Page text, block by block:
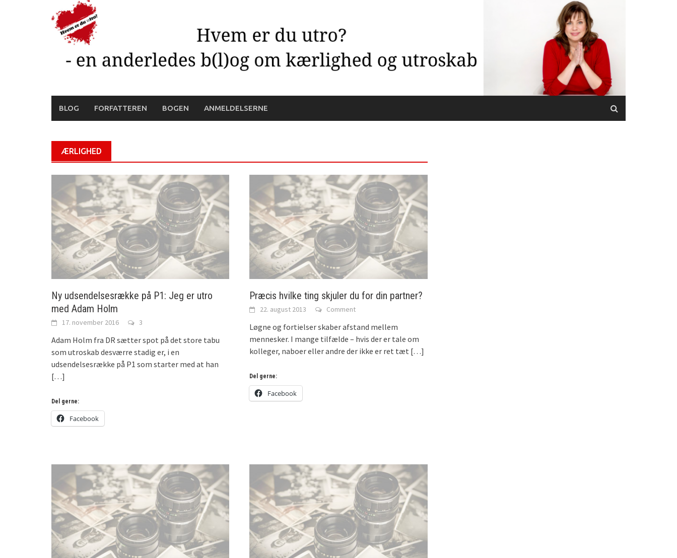
BLOG FORFATTEREN BOGEN ANMELDELSERNE
ÆRLIGHED
Ny udsendelsesrække på P1: Jeg er utro
med Adam Holm
17. november 2016 3
Adam Holm fra DR sætter spot på det store tabu
som utroskab desværre stadig er, i en
udsendelsesrække på P1 som starter med at han
[…]
Del gerne:
Facebook
Præcis hvilke ting skjuler du for din partner?
22. august 2013 Comment
Løgne og fortielser skaber afstand mellem
mennesker. I mange tilfælde – hvis der er tale om
kolleger, naboer eller andre der ikke er ret tæt […]
Del gerne:
Facebook